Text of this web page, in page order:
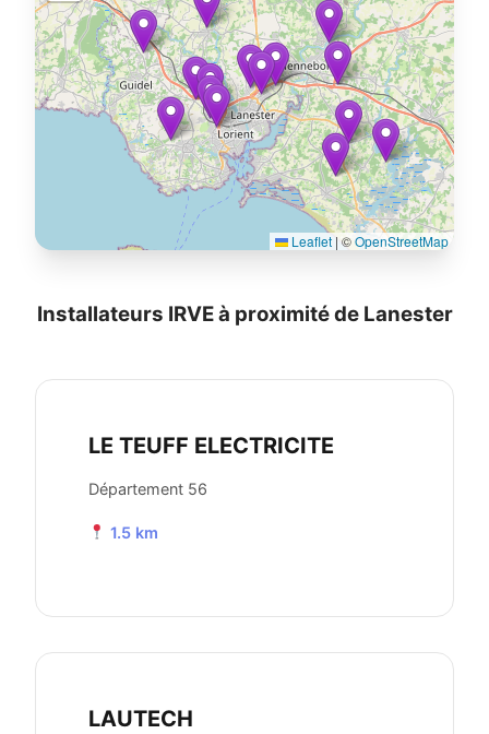
Leaflet | ©OpenStreetMap
Installateurs IRVE à proximité de Lanester
LE TEUFF ELECTRICITE
Département 56
1.5 km
LAUTECH